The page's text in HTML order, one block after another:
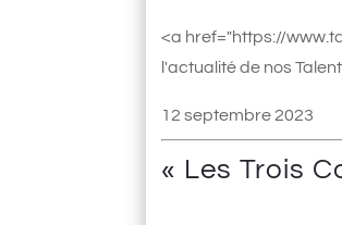
<a href="https://
l'actualité de nos
12 septembre 2023
« Les Trois